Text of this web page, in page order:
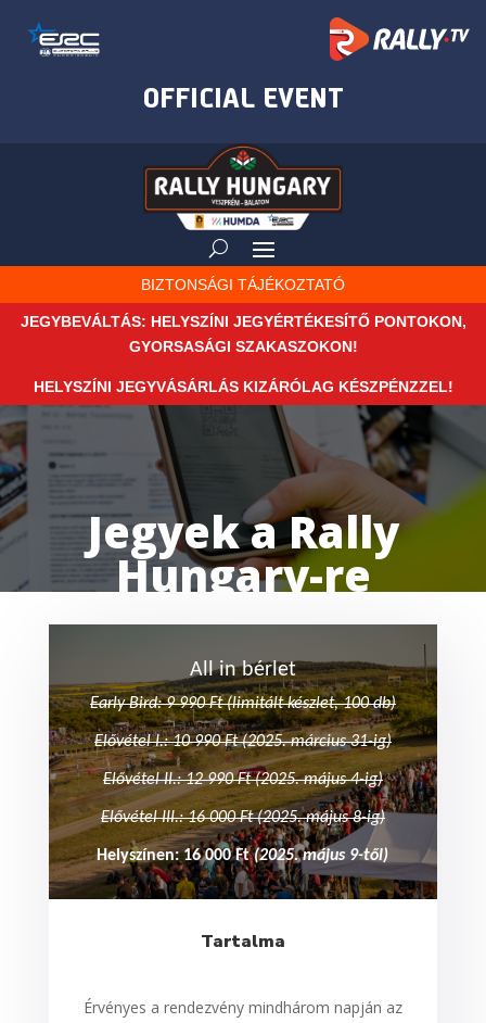
BIZTONSÁGI TÁJÉKOZTATÓ
JEGYBEVÁLTÁS: HELYSZÍNI JEGYÉRTÉKESÍTŐ PONTOKON,
GYORSASÁGI SZAKASZOKON!
HELYSZÍNI JEGYVÁSÁRLÁS KIZÁRÓLAG KÉSZPÉNZZEL!
Jegyek a Rally
Hungary-re
All in bérlet
Early Bird: 9 990 Ft(limitált készlet, 100 db)
Elővétel I.: 10 990 Ft (2025. március 31-ig)
Elővétel II.: 12 990 Ft (2025. május 4-ig)
Elővétel III.: 16 000 Ft (2025. május 8-ig)
Helyszínen: 16 000 Ft(2025. május 9-től)
Tartalma
Érvényes a rendezvény mindhárom napján az